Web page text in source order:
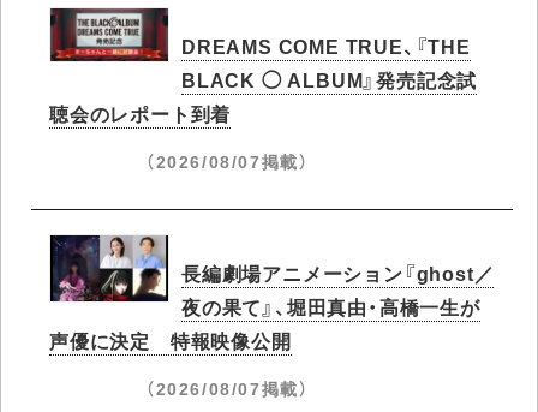
DREAMS COME TRUE、『THE
BLACK ◯ ALBUM』発売記念試
聴会のレポート到着
（2026/08/07掲載）
長編劇場アニメーション『ghost／
夜の果て』、堀田真由・高橋一生が
声優に決定 特報映像公開
（2026/08/07掲載）